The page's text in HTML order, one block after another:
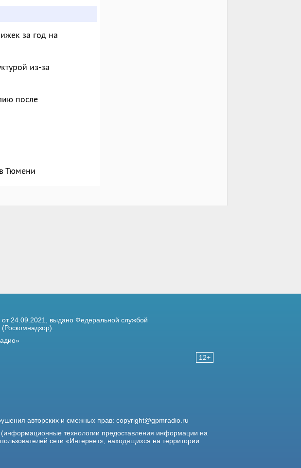
за год на
из-за
после
Тюмени
12+
24.09.2021, выдано Федеральной службой
авторских и смежных прав: copyright@gpmradio.ru
технологии предоставления информации на
сети «Интернет», находящихся на территории